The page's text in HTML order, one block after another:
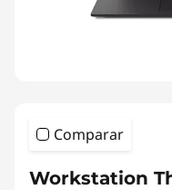
Comparar
Workstation